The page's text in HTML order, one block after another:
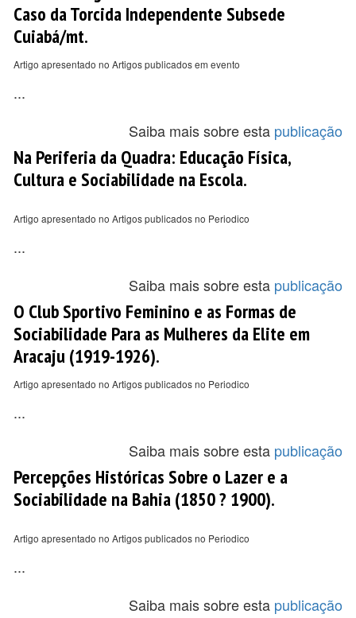
Caso da Torcida Independente Subsede
Cuiabá/mt.
Artigo apresentado no Artigos publicados em evento
...
Saiba mais sobre esta publicação
Na Periferia da Quadra: Educação Física,
Cultura e Sociabilidade na Escola.
Artigo apresentado no Artigos publicados no Periodico
...
Saiba mais sobre esta publicação
O Club Sportivo Feminino e as Formas de
Sociabilidade Para as Mulheres da Elite em
Aracaju (1919-1926).
Artigo apresentado no Artigos publicados no Periodico
...
Saiba mais sobre esta publicação
Percepções Históricas Sobre o Lazer e a
Sociabilidade na Bahia (1850 ? 1900).
Artigo apresentado no Artigos publicados no Periodico
...
Saiba mais sobre esta publicação